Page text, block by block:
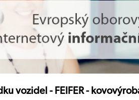
vozidel - FEIFER -